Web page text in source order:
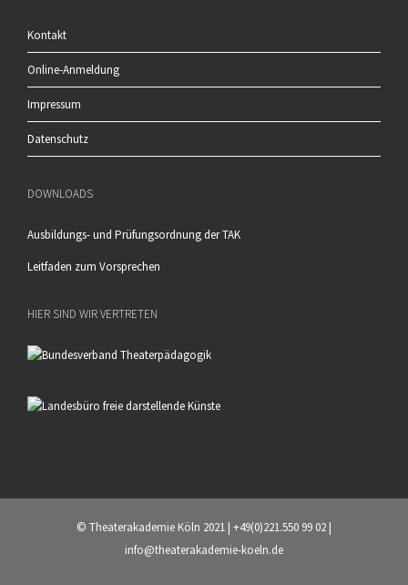
Kontakt
Online-Anmeldung
Impressum
Datenschutz
DOWNLOADS
Ausbildungs- und Prüfungsordnung der TAK
Leitfaden zum Vorsprechen
HIER SIND WIR VERTRETEN
© Theaterakademie Köln 2021 | +49(0)221.550 99 02 |
info@theaterakademie-koeln.de